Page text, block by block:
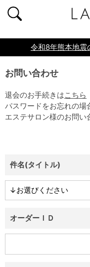
共通ヘッダー
令和8年熊本地震
お問い合わせ
退会のお手続きはこちら
パスワードをお忘れの場
エステサロン様のお問い
件名(タイトル)
オーダーＩＤ